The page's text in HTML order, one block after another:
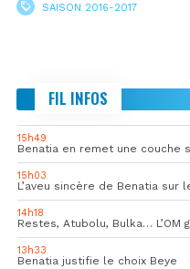
SAISON 2016-2017
FIL INFOS
15h49
Benatia en remet une couche
15h03
L’aveu sincère de Benatia sur
14h18
13h33
Benatia justifie le choix Beye